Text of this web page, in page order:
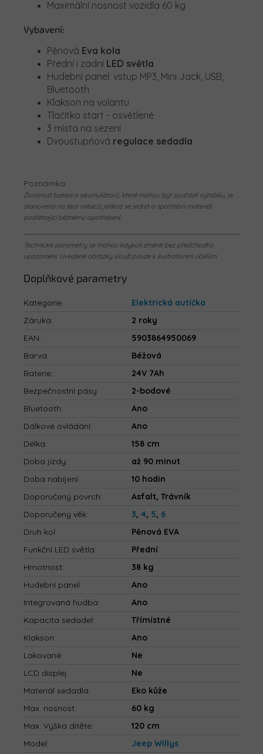
Maximální nosnost vozidla 60 kg
Vybavení:
Pěnová Eva kola
Přední i zadní LED světla
Hudební panel: vstup MP3, Mini Jack, USB,
Bluetooth
Klakson na volantu
Tlačítko start - osvětlené
3 místa na sezení
Dvoustupňová regulace sedadla
Poznámka:
Životnost baterií a akumulátorů, které mohou být součástí výrobku, je
stanovena na šest měsíců, jelikož se jedná o spotřební materiál
podléhající běžnému opotřebení.
Technické parametry se mohou kdykoli změnit bez předchozího
upozornění. Uvedené obrázky slouží pouze k ilustrativním účelům.
Doplňkové parametry
Kategorie:
Elektrická autíčka
Záruka:
2 roky
EAN:
5903864950069
Barva:
Béžová
Baterie:
24V 7Ah
Bezpečnostní pásy:
2-bodové
Bluetooth:
Ano
Dálkové ovládání:
Ano
Délka:
158 cm
Doba jízdy:
až 90 minut
Doba nabíjení:
10 hodin
Doporučený povrch:
Asfalt, Trávník
Doporučený věk: 3, 4, 5, 6
Druh kol:
Pěnová EVA
Funkční LED světla:
Přední
Hmotnost:
38 kg
Hudební panel:
Ano
Integrovaná hudba:
Ano
Kapacita sedadel:
Třímístné
Klakson:
Ano
Lakované:
Ne
LCD displej:
Ne
Materiál sedadla:
Eko kůže
Max. nosnost:
60 kg
Max. Výška dítěte:
120 cm
Model:
Jeep Willys